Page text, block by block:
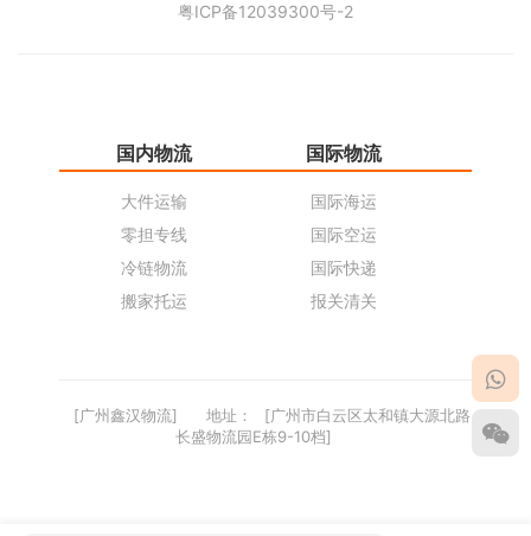
粤ICP备12039300号-2
国内物流
大件运输
零担专线
冷链物流
搬家托运
国际物流
国际海运
国际空运
国际快递
报关清关
[广州鑫汉物流] 地址：
[广州市白云区太和镇大源北路
长盛物流园E栋9-10档]